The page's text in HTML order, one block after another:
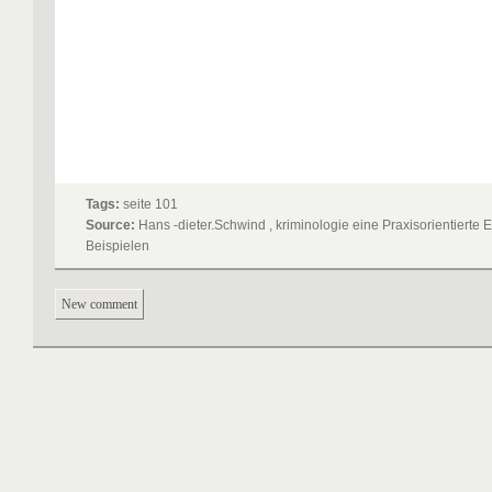
Tags: seite 101
Source: Hans -dieter.Schwind , kriminologie eine Praxisorientierte
Beispielen
New comment